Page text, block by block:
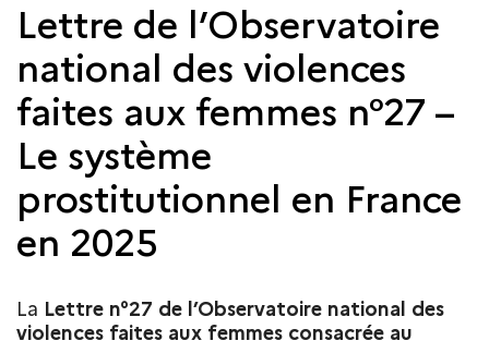
Lettre de l’Observatoire
national des violences
faites aux femmes n°27 –
Le système
prostitutionnel en France
en 2025
La Lettre n°27 de l’Observatoire national des
violences faites aux femmes consacrée au